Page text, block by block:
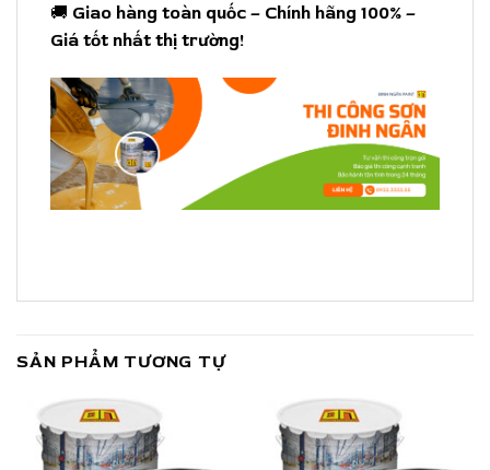
🚚 Giao hàng toàn quốc – Chính hãng 100% –
Giá tốt nhất thị trường!
SẢN PHẨM TƯƠNG TỰ